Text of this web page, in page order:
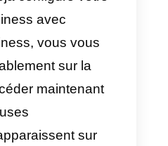
étape par
d’abord créer un
Callbell Shop